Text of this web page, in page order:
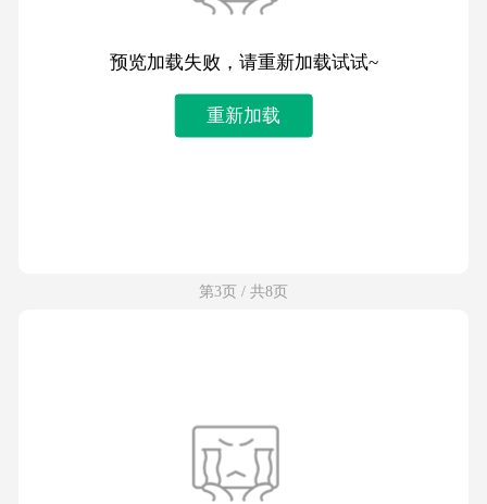
预览加载失败，请重新加载试试~
重新加载
第3页 / 共8页